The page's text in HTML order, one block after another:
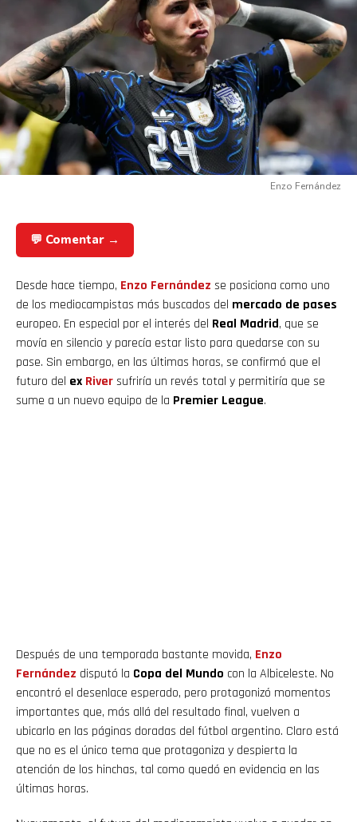
Enzo Fernández
💬 Comentar →
Desde hace tiempo, Enzo Fernández se posiciona como uno
de los mediocampistas más buscados del mercado de pases
europeo. En especial por el interés del Real Madrid, que se
movía en silencio y parecía estar listo para quedarse con su
pase. Sin embargo, en las últimas horas, se confirmó que el
futuro del ex Riversufriría un revés total y permitiría que se
sume a un nuevo equipo de la Premier League.
Después de una temporada bastante movida, Enzo
Fernández disputó la Copa del Mundo con la Albiceleste. No
encontró el desenlace esperado, pero protagonizó momentos
importantes que, más allá del resultado final, vuelven a
ubicarlo en las páginas doradas del fútbol argentino. Claro está
que no es el único tema que protagoniza y despierta la
atención de los hinchas, tal como quedó en evidencia en las
últimas horas.